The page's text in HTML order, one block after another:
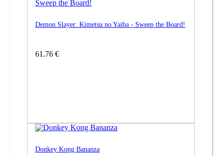
Demon Slayer: Kimetsu no Yaiba - Sweep the Board!
61.76 €
Donkey Kong Bananza